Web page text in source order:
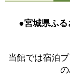
●宮城県ふ
当館では宿泊